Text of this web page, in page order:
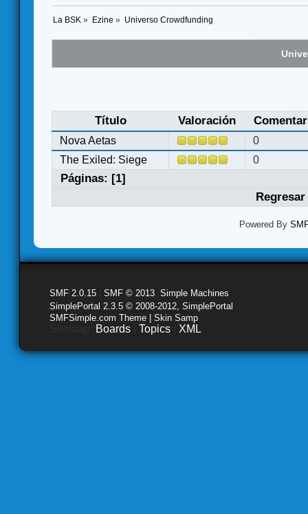
La BSK » Ezine » Universo Crowdfunding
Título Valoración
Nova Aetas
0
The Exiled: Siege
0
Páginas: [1]
Powered By
SMF 2.0.15 SMF © 2013 Simple Machines
SimplePortal 2.3.5 © 2008-2012, SimplePortal
SMFSimple.com Theme | Skin Samp
Boards Topics XML